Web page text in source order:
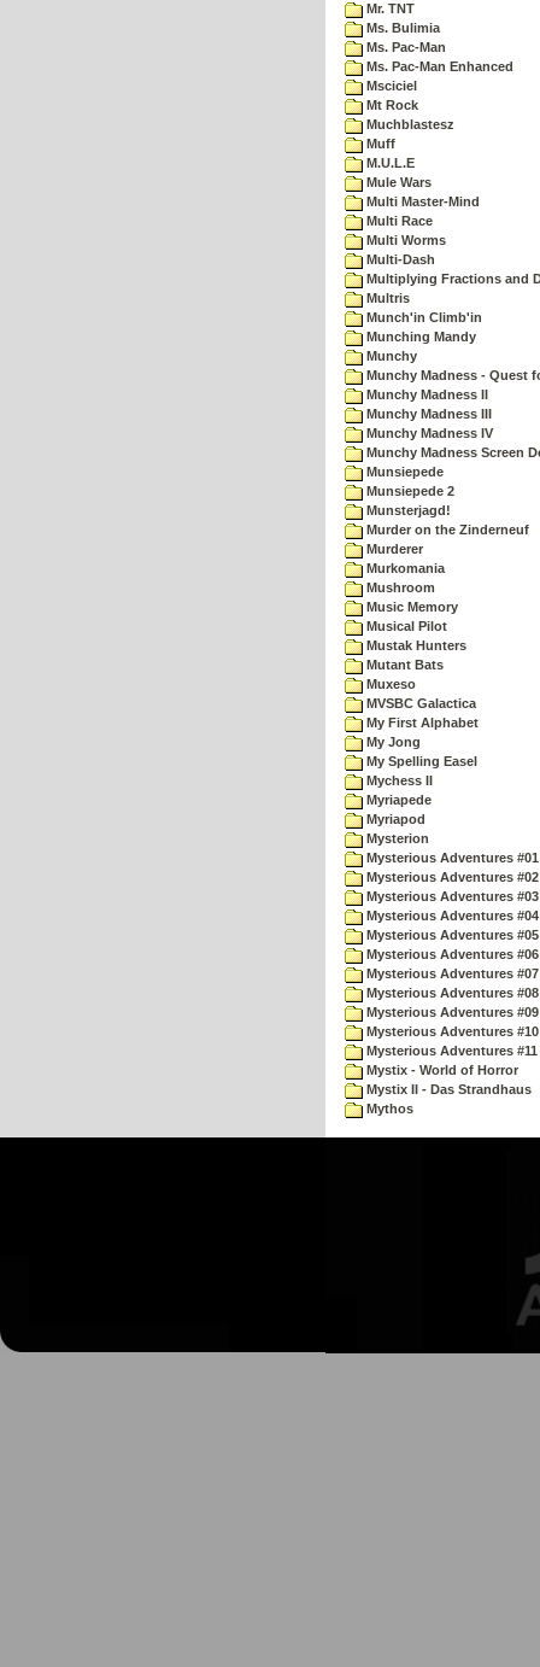
Mr. TNT
Ms. Bulimia
Ms. Pac-Man
Ms. Pac-Man Enhanced
Msciciel
Mt Rock
Muchblastesz
Muff
M.U.L.E
Mule Wars
Multi Master-Mind
Multi Race
Multi Worms
Multi-Dash
Multiplying Fractions and
Multris
Munch'in Climb'in
Munching Mandy
Munchy
Munchy Madness - Quest
Munchy Madness II
Munchy Madness III
Munchy Madness IV
Munchy Madness Screen
Munsiepede
Munsiepede 2
Munsterjagd!
Murder on the Zinderneuf
Murderer
Murkomania
Mushroom
Music Memory
Musical Pilot
Mustak Hunters
Mutant Bats
Muxeso
MVSBC Galactica
My First Alphabet
My Jong
My Spelling Easel
Mychess II
Myriapede
Myriapod
Mysterion
Mysterious Adventures
Mysterious Adventures
Mysterious Adventures
Mysterious Adventures
Mysterious Adventures
Mysterious Adventures
Mysterious Adventures
Mysterious Adventures
Mysterious Adventures
Mysterious Adventures
Mysterious Adventures
Mystix - World of Horror
Mystix II - Das Strandhaus
Mythos